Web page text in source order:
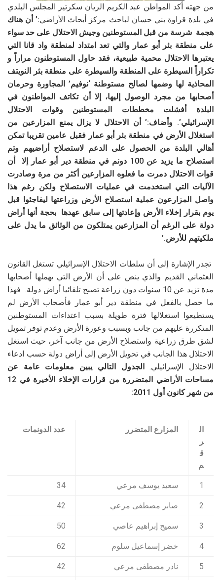
من جهته أكد المواطن عبد الكريم الريان سكرتير المجلس البلدي
في بلدة قراوة بني حسان لباحث مركز أبحاث الأراضي:’ أن هناك
هجمة شرسة من قبل المستوطنين وجيش الاحتلال على حد سواء
على منطقة بئر أبو عمار والتي تعد امتداد لمنطقة واد قانا التي
يعتبرها الاحتلال محمية طبيعية، فقد حاول المستوطنون مراراً و
تكراراً السيطرة على المنطقة والسيطرة على منطقة بئر النويتف
المحاذية لها وضمها لصالح مستوطنة ‘نوفيم’ المجاورة وحرمان
أصحابها من مجرد الوصول إليها، إلا أن تكاتف المواطنون في
البلدة أفشلت مخططات المستوطنين وقوات الاحتلال
الإسرائيلي’. وأضاف:’ أن الاحتلال لا يزال يمنع المزارعين من
استغلال الأرض في منطقة بئر أبو عمار فقبل عامين تقريبا تمكن
أهالي البلدة من الحصول على الدعم لاستصلاح أراضيهم وتم
استصلاح ما يزيد عن 100 دونم في منطقة دير أبو عمار إلا أن
قوات الاحتلال دمرت ما فعلوه المزارعين أكثر من مرة وصادرت
الآليات التي استخدمت في عمليات الاستصلاح ولكن رغم هذا
واصل المزارعون عملية استصلاح الأرض وزراعتها ليفاجئوا قبل
يوم بقرار إخلاء الأرض وإعادتها إلى سابق عهدها بحجة أنها أراض
دولة على الرغم أن المزارعين يمتلكون من الوثائق ما يدل على
ملكيتهم للأرض.’
تجدر الإشارة إلى أن سلطات الاحتلال الإسرائيلي تستغل القانون
العثماني القديم والذي ينص على أن الأرض التي يهملها أصحابها
مدة تزيد عن 10 سنوات دون زراعة تصبح تلقائيا أراض دولة. فهذا
ما حصل بالفعل في منطقة دير أبو عمار فأصحاب الأرض لم
يستطيعوا استغلالها فترة طويلة بسبب اعتداءات المستوطنين
المتكررة عليهم من جانب وبسبب وعورة الأرض وعدم توفر تمويل
لشق طرق زراعية واستصلاح الأرض من جانب آخر، حيث استغل
الاحتلال هذا الجانب في تحويل الأرض إلى أراض دولة حسب ادعاء
الاحتلال الإسرائيلي.الجدول التالي يبين معلومات عامة عن
مساحات الأراضي المتضررة من قرارات الإخلاء الأخيرة في 12
من شهر كانون أول 2011:
ال
ر
ق
م
المزارع المتضرر عدد الدونمات
1 سعيد يوسف مرعي
34
2
صابر مصطفى مرعي
42
3
سميح إبراهيم عاصي
50
4
خضر إسماعيل سلوم
62
5
نادر مصطفى مرعي
42